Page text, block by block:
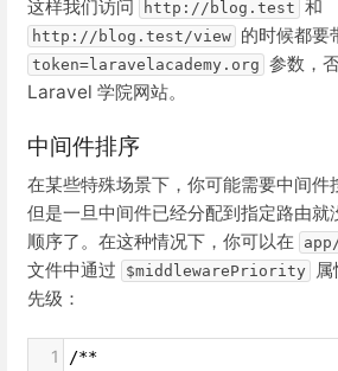
这样我们访问 http://blog.test 和
http://blog.test/view 的时候都要
token=laravelacademy.org 参数，
Laravel 学院网站。
中间件排序
在某些特殊场景下，你可能需要中间件
但是一旦中间件已经分配到指定路由就
顺序了。在这种情况下，你可以在
文件中通过 $middlewarePriority
先级：
1 /**